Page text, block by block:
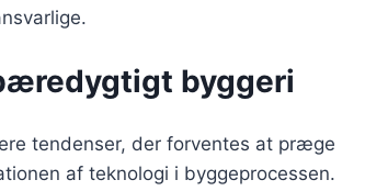
byggeri
tendenser, der forventes at præge
af teknologi i byggeprocessen.